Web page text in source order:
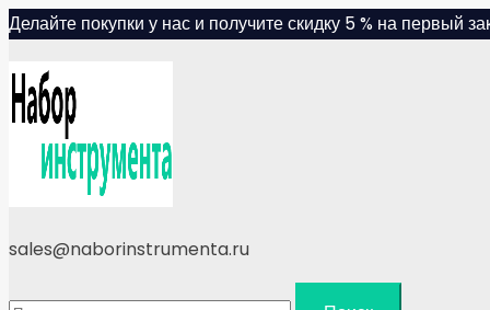
Skip
content
Делайте покупки у нас и получите скидку 5 % на первый
sales@naborinstrumenta.ru
Искать: